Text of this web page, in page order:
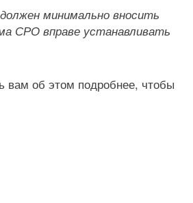
минимально вносить
СРО вправе устанавливать
вам об этом подробнее, чтобы